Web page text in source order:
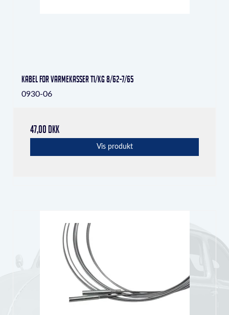
Kabel for varmekasser T1/KG 8/62-7/65
0930-06
47,00 DKK
Vis produkt